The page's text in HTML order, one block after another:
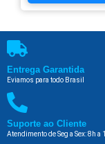
Entrega Garantida
Eviamos para todo Brasil
Suporte ao Cliente
Atendimento de Seg a Sex: 8h a